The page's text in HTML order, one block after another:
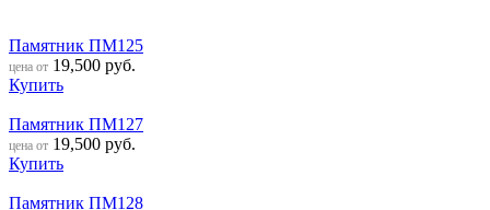
Памятник ПМ125
цена от 19,500 руб.
Купить
Памятник ПМ127
цена от 19,500 руб.
Купить
Памятник ПМ128